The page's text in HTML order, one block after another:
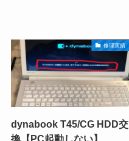
修理実績
dynabook T45/CG HDD交
換【PC起動しない】